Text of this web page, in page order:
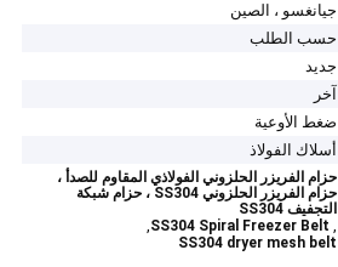
جيانغسو ، الصين
حسب الطلب
جديد
آخر
ضغط الأوعية
أسلاك الفولاذ
حزام الفريزر الحلزوني الفولاذي المقاوم للصدأ ،
حزام الفريزر الحلزوني SS304 ، حزام شبكة
التجفيف SS304
,
SS304 Spiral Freezer Belt
,
SS304 dryer mesh belt